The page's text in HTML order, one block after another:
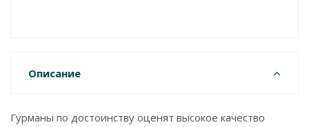
Описание
Гурманы по достоинству оценят высокое качество